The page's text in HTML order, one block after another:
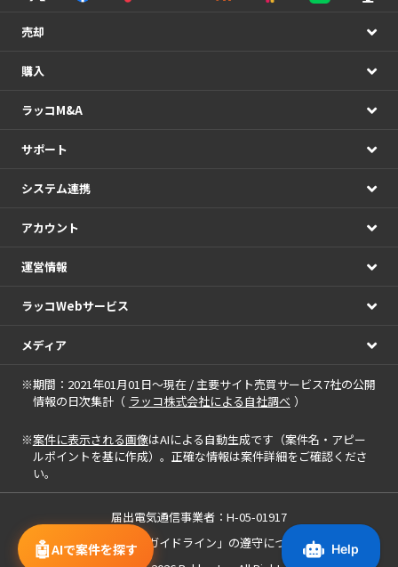
🤖AIで案件を探す
売却
購入
ラッコM&A
サポート
システム連携
アカウント
運営情報
ラッコWebサービス
メディア
※期間：2021年01月01日～現在 / 主要サイト売買サービス7社の公開
情報の日次集計（ ラッコ株式会社による自社調べ ）
※案件に表示される画像はAIによる自動生成です（案件名・アピー
ルポイントを基に作成）。正確な情報は案件詳細をご確認くださ
い。
届出電気通信事業者：H-05-01917
「中小M&Aガイドライン」の遵守について